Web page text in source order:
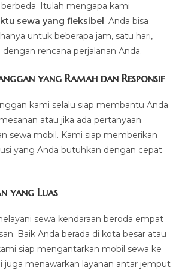
Itulah mengapa kami
sewa yang fleksibel. Anda bisa
untuk beberapa jam, satu hari,
dengan rencana perjalanan Anda.
yang Ramah dan Responsif
kami selalu siap membantu Anda
atau jika ada pertanyaan
sewa mobil. Kami siap memberikan
yang Anda butuhkan dengan cepat
yang Luas
sewa kendaraan beroda empat
Baik Anda berada di kota besar atau
siap mengantarkan mobil sewa ke
juga menawarkan layanan antar jemput